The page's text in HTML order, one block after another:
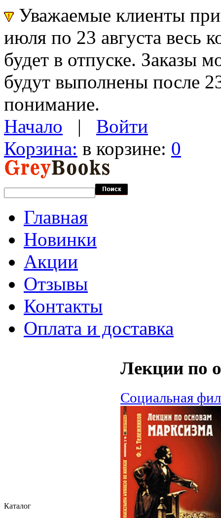
Уважаемые клиенты
июля по 23 августа весь
будет в отпуске. Заказы
будут выполнены после
понимание.
Начало | Войти
Корзина: в корзине: 0
Главная
Новинки
Акции
Отзывы
Контакты
Оплата и доставка
Каталог
Лекции по
Социальная